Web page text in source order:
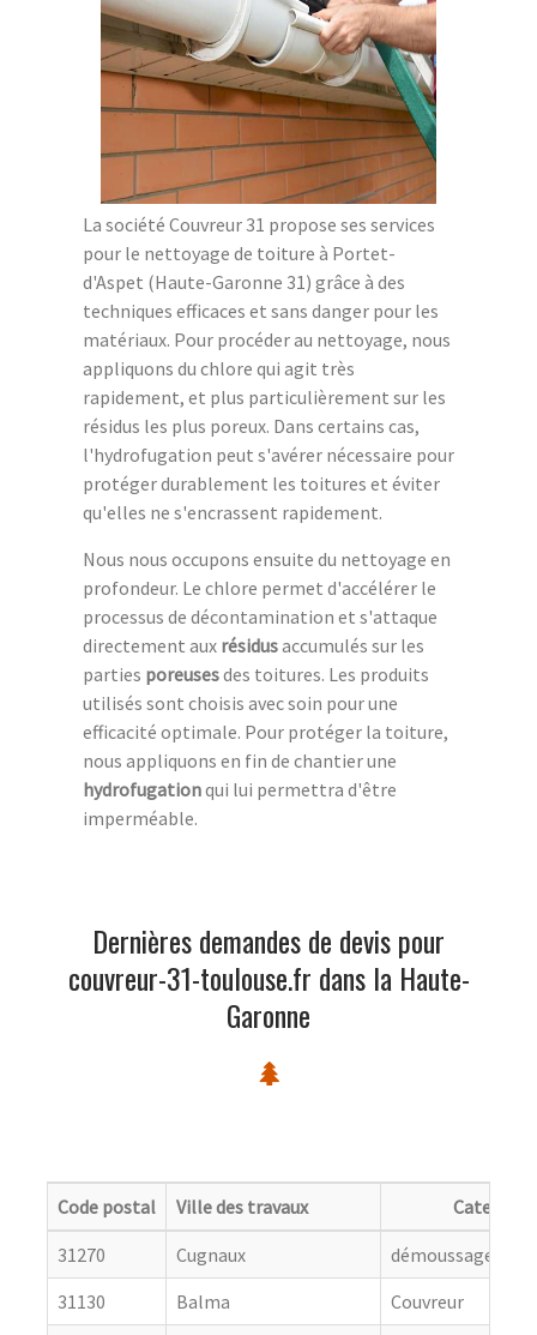
La société Couvreur 31 propose ses services
pour le nettoyage de toiture à Portet-
d'Aspet (Haute-Garonne 31) grâce à des
techniques efficaces et sans danger pour les
matériaux. Pour procéder au nettoyage, nous
appliquons du chlore qui agit très
rapidement, et plus particulièrement sur les
résidus les plus poreux. Dans certains cas,
l'hydrofugation peut s'avérer nécessaire pour
protéger durablement les toitures et éviter
qu'elles ne s'encrassent rapidement.
Nous nous occupons ensuite du nettoyage en
profondeur. Le chlore permet d'accélérer le
processus de décontamination et s'attaque
directement aux résidusaccumulés sur les
parties poreusesdes toitures. Les produits
utilisés sont choisis avec soin pour une
efficacité optimale. Pour protéger la toiture,
nous appliquons en fin de chantier une
hydrofugationqui lui permettra d'être
imperméable.
Dernières demandes de devis pour
couvreur-31-toulouse.fr dans la Haute-
Garonne
Code postal Ville des travaux
Categorie
31270
Cugnaux
démoussage de
31130
Balma
Couvreur